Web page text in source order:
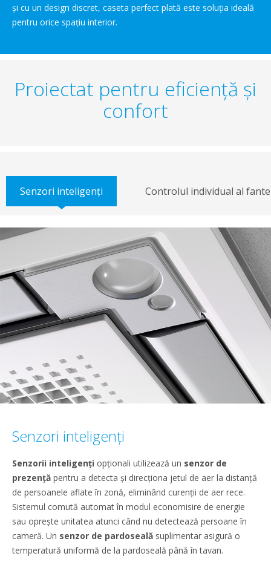
şi cu un design discret, caseta perfect plată este soluţia ideală
pentru orice spaţiu interior.
Proiectat pentru eficienţă şi
confort
Senzori inteligenţi Controlul individual al
Senzori inteligenţi
Senzorii inteligenţi opţionali utilizează un senzor de
prezenţă pentru a detecta şi direcţiona jetul de aer la distanţă
de persoanele aflate în zonă, eliminând curenţii de aer rece.
Sistemul comută automat în modul economisire de energie
sau opreşte unitatea atunci când nu detectează persoane în
cameră. Un senzor de pardoseală suplimentar asigură o
temperatură uniformă de la pardoseală până în tavan.